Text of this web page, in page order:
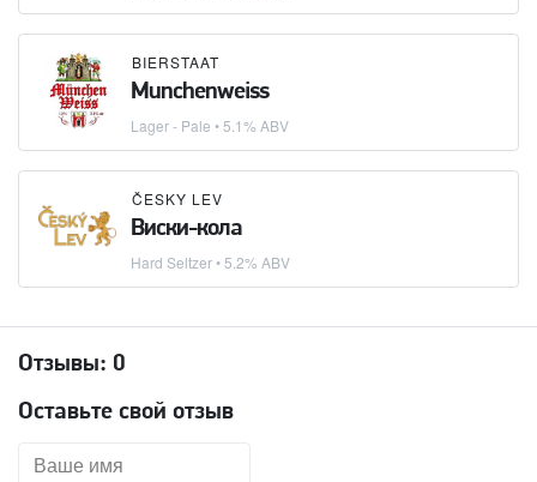
BIERSTAAT
Munchenweiss
Lager - Pale • 5.1% ABV
ČESKY LEV
Виски-кола
Hard Seltzer• 5.2% ABV
Отзывы: 0
Оставьте свой отзыв